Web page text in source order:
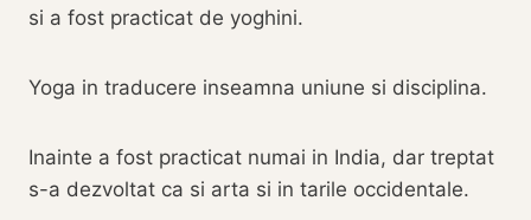
si a fost practicat de yoghini.
Yoga in traducere inseamna uniune si disciplina.
‎Inainte a fost practicat numai in India, dar treptat
s-a dezvoltat ca si arta si in tarile occidentale.